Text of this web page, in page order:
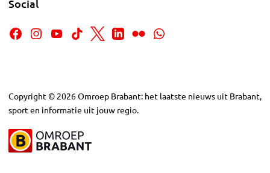
Social
Copyright © 2026Omroep Brabant: het laatste nieuws uit Brabant,
sport en informatie uit jouw regio.